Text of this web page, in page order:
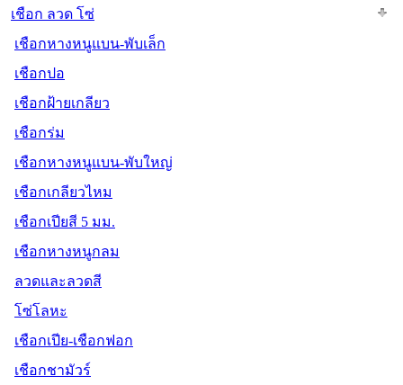
เชือก ลวด โซ่
เชือกหางหนูแบน-พับเล็ก
เชือกปอ
เชือกฝ้ายเกลียว
เชือกร่ม
เชือกหางหนูแบน-พับใหญ่
เชือกเกลียวไหม
เชือกเปียสี 5 มม.
เชือกหางหนูกลม
ลวดและลวดสี
โซ่โลหะ
เชือกเปีย-เชือกฟอก
เชือกชามัวร์